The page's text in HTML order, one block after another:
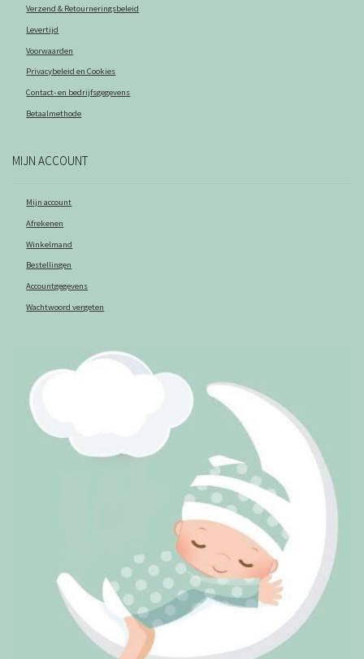
Verzend & Retourneringsbeleid
Levertijd
Voorwaarden
Privacybeleid en Cookies
Contact- en bedrijfsgegevens
Betaalmethode
MIJN ACCOUNT
Mijn account
Afrekenen
Winkelmand
Bestellingen
Accountgegevens
Wachtwoord vergeten